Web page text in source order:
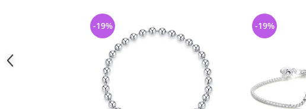
-19% -19%